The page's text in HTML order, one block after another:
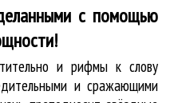
с помощью
и рифмы к слову
и сражающими